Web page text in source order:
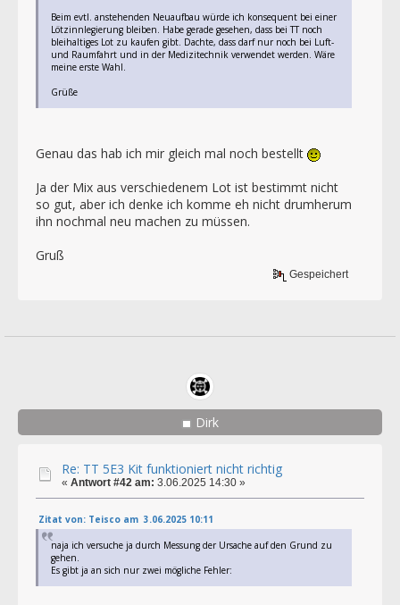
Beim evtl. anstehenden Neuaufbau würde ich konsequent bei einer
Lötzinnlegierung bleiben. Habe gerade gesehen, dass bei TT noch
bleihaltiges Lot zu kaufen gibt. Dachte, dass darf nur noch bei Luft-
und Raumfahrt und in der Medizitechnik verwendet werden. Wäre
meine erste Wahl.
Grüße
Genau das hab ich mir gleich mal noch bestellt
Ja der Mix aus verschiedenem Lot ist bestimmt nicht
so gut, aber ich denke ich komme eh nicht drumherum
ihn nochmal neu machen zu müssen.
Gruß
Gespeichert
Dirk
Re: TT 5E3 Kit funktioniert nicht richtig
« Antwort #42 am: 3.06.2025 14:30 »
Zitat von: Teisco am 3.06.2025 10:11
naja ich versuche ja durch Messung der Ursache auf den Grund zu
gehen.
Es gibt ja an sich nur zwei mögliche Fehler: